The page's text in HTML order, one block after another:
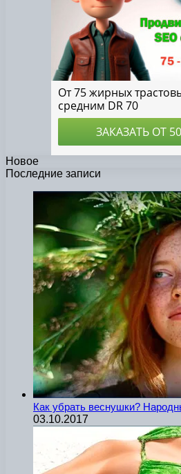
Новое
Последние записи
Как убрать веснушки?
03.10.2017